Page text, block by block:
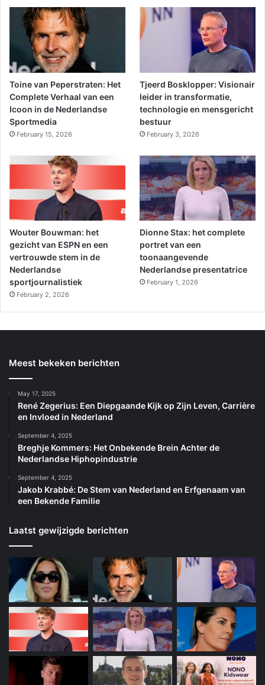
Toine van Peperstraten: Het
Complete Verhaal van een
Icoon in de Nederlandse
Sportmedia
February 15, 2026
Tjeerd Bosklopper: Visionair
leider in transformatie,
technologie en mensgericht
bestuur
February 3, 2026
Wouter Bouwman: het
gezicht van ESPN en een
vertrouwde stem in de
Nederlandse
sportjournalistiek
February 2, 2026
Dionne Stax: het complete
portret van een
toonaangevende
Nederlandse presentatrice
February 1, 2026
Meest bekeken berichten
May 17, 2025
René Zegerius: Een Diepgaande Kijk op Zijn Leven, Carrière
en Invloed in Nederland
September 4, 2025
Breghje Kommers: Het Onbekende Brein Achter de
Nederlandse Hiphopindustrie
September 4, 2025
Jakob Krabbé: De Stem van Nederland en Erfgenaam van
een Bekende Familie
Laatst gewijzigde berichten